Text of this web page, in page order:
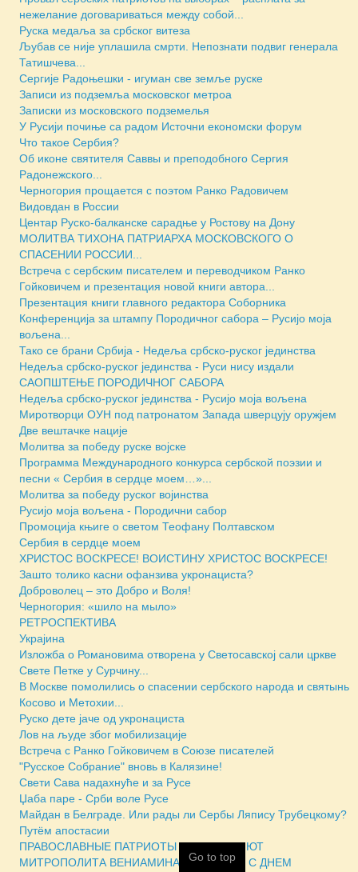
нежелание договариваться между собой...
Руска медаља за србског витеза
Љубав се није уплашила смрти. Непознати подвиг генерала
Татишчева...
Сергије Радоњешки - игуман све земље руске
Записи из подземља московског метроа
Зaписки из московского подземелья
У Русији почиње са радом Источни економски форум
Что такое Сербия?
Об иконе святителя Саввы и преподобного Сергия
Радонежского...
Черногория прощается с поэтом Ранко Радовичем
Видовдан в России
Центар Руско-балканске сарадње у Ростову на Дону
МОЛИТВА ТИХОНА ПАТРИАРХА МОСКОВСКОГО О
СПАСЕНИИ РОССИИ...
Встреча с сербским писателем и переводчиком Ранко
Гойковичем и презентация новой книги автора...
Презентация книги главного редактора Соборника
Конференција за штампу Породичног сабора – Русијо моја
вољена...
Тако се брани Србија - Недеља србско-руског јединства
Недеља србско-руског јединства - Руси нису издали
САОПШТЕЊЕ ПОРОДИЧНОГ САБОРА
Недеља србско-руског јединства - Русијо моја вољена
Миротворци ОУН под патронатом Запада шверцују оружјем
Две вештачке нације
Молитва за победу руске војске
Программа Международного конкурса сербской поэзии и
песни « Сербия в сердце моем…»...
Молитва за победу руског војинства
Русијо моја вољена - Породични сабор
Промоција књиге о светом Теофану Полтавском
Сербия в сердце моем
ХРИСТОС ВОСКРЕСЕ! ВОИСТИНУ ХРИСТОС ВОСКРЕСЕ!
Зашто толико касни офанзива укронациста?
Доброволец – это Добро и Воля!
Черногория: «шило на мыло»
РЕТРОСПЕКТИВА
Украјина
Изложба о Романовима отворена у Светосавској сали цркве
Свете Петке у Сурчину...
В Москве помолились о спасении сербского народа и святынь
Косово и Метохии...
Руско дете јаче од укронациста
Лов на људе због мобилизације
Встреча с Ранко Гойковичем в Союзе писателей
"Русское Собрание" вновь в Калязине!
Свети Сава надахнуће и за Русе
Џаба паре - Срби воле Русе
Майдан в Белграде. Или рады ли Сербы Ляпису Трубецкому?
Путём апостасии
ПРАВОСЛАВНЫЕ ПАТРИОТЫ ПОЗДРАВЛЯЮТ
МИТРОПОЛИТА ВЕНИАМИНА (ПУШКАРЯ) С ДНЕМ
Go to top